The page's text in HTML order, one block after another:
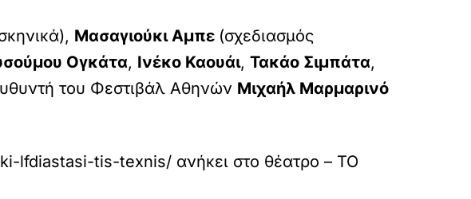
Μασαγιούκι Αμπε (σχεδιασμός
Ογκάτα, Ινέκο Καουάι, Τακάο Σιμπάτα,
του Φεστιβάλ Αθηνών Μιχαήλ Μαρμαρινό
lfdiastasi-tis-texnis/ ανήκει στο θέατρο – ΤΟ